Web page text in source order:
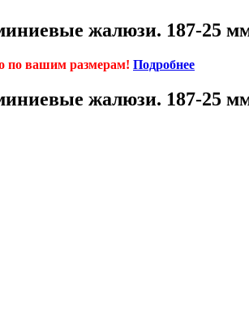
жалюзи. 187-25
по вашим размерам! Подробнее
жалюзи. 187-25